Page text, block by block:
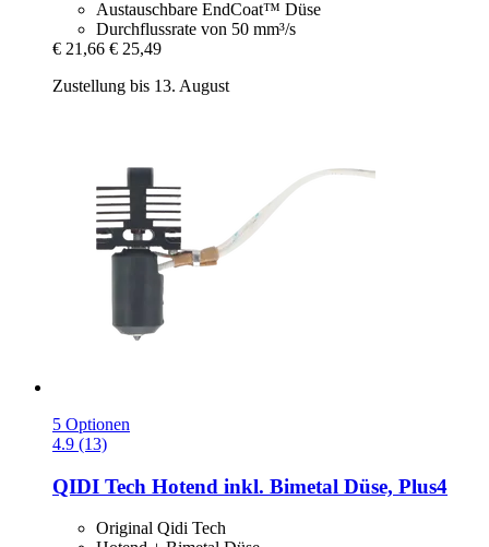
Austauschbare EndCoat™ Düse
Durchflussrate von 50 mm³/s
€ 21,66 € 25,49
Zustellung bis 13. August
5 Optionen
4.9 (13)
QIDI Tech Hotend inkl. Bimetal Düse, Plus4
Original Qidi Tech